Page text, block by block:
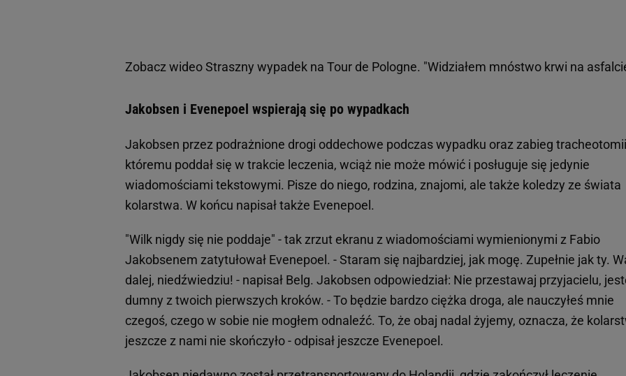
Zobacz wideoStraszny wypadek na Tour de Pologne. "Widziałem mnóstwo krwi na
Jakobsen i Evenepoel wspierają się po wypadkach
Jakobsen przez podrażnione drogi oddechowe podczas wypadku oraz zabieg
któremu poddał się w trakcie leczenia, wciąż nie może mówić i posługuje się jedynie
wiadomościami tekstowymi. Pisze do niego, rodzina, znajomi, ale także koledzy ze świata
kolarstwa. W końcu napisał także Evenepoel.
"Wilk nigdy się nie poddaje" - tak zrzut ekranu z wiadomościami wymienionymi z Fabio
Jakobsenem zatytułował Evenepoel. - Staram się najbardziej, jak mogę. Zupełnie jak ty.
dalej, niedźwiedziu! - napisał Belg. Jakobsen odpowiedział: Nie przestawaj przyjacielu,
dumny z twoich pierwszych kroków. - To będzie bardzo ciężka droga, ale nauczyłeś mnie
czegoś, czego w sobie nie mogłem odnaleźć. To, że obaj nadal żyjemy, oznacza, że
jeszcze z nami nie skończyło - odpisał jeszcze Evenepoel.